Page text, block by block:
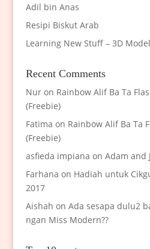
Adil bin Anas
Resipi Biskut Arab
Learning New Stuff – 3D
Recent Comments
Nuron Rainbow Alif Ba Ta
(Freebie)
Fatima on Rainbow Alif Ba Ta
(Freebie)
asfieda impiana on Adam and
Farhana on Hadiah untuk
2017
Aishah on Ada sesapa dulu2
ngan Miss Modern??